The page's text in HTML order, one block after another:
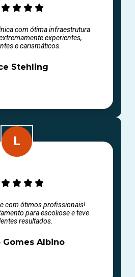
com ótima infraestrutura
experientes,
e carismáticos.
Stehling
com ótimos profissionais!
para escoliose e teve
resultados.
Gomes Albino